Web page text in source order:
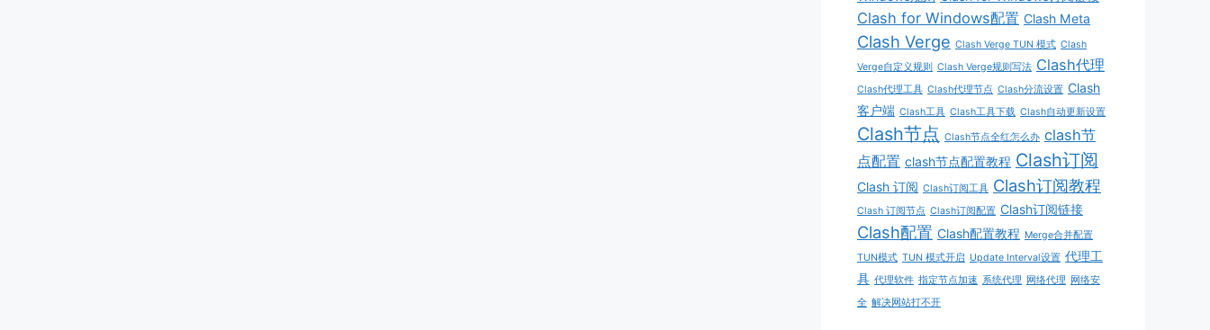
Clash for Windows配置 Clash Meta
Clash Verge Clash Verge TUN 模式 Clash
Verge自定义规则 Clash Verge规则写法 Clash代理
Clash代理工具 Clash代理节点 Clash分流设置 Clash
客户端 Clash工具 Clash工具下载 Clash自动更新设置
Clash节点 Clash节点全红怎么办 clash节
点配置 clash节点配置教程 Clash订阅
Clash 订阅 Clash订阅工具 Clash订阅教程
Clash 订阅节点 Clash订阅配置 Clash订阅链接
Clash配置 Clash配置教程 Merge合并配置
TUN模式 TUN 模式开启 Update Interval设置 代理工
具 代理软件 指定节点加速 系统代理 网络代理 网络安
全 解决网站打不开